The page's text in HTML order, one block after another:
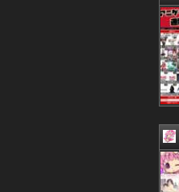
08/
08/
08/
08/
08/
08/
08/
08/
08/
08/
08/
08/